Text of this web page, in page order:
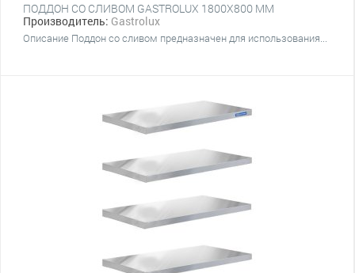
ПОДДОН СО СЛИВОМ GASTROLUX 1800Х800 ММ
Производитель: Gastrolux
Описание Поддон со сливом предназначен для использования...